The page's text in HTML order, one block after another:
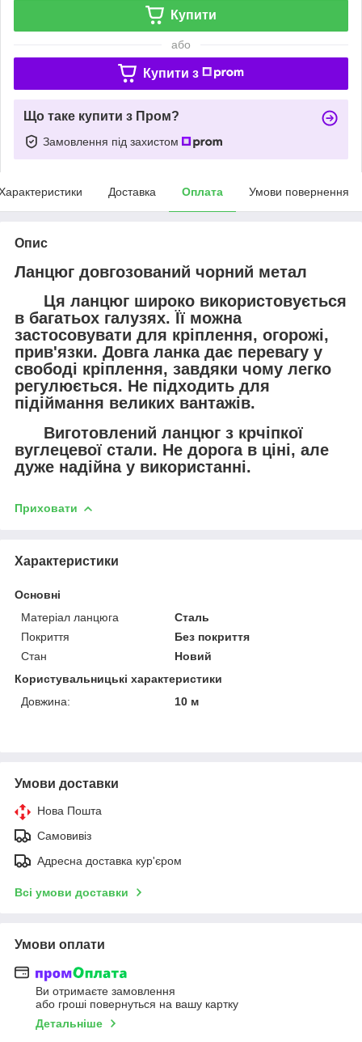
Купити
або
Купити з
Що таке купити з Пром?
Замовлення під захистом
Доставка Оплата Умови повернення
Опис
Ланцюг довгозований чорний метал
Ця ланцюг широко використовується
в багатьох галузях. Її можна
застосовувати для кріплення, огорожі,
прив'язки. Довга ланка дає перевагу у
свободі кріплення, завдяки чому легко
регулюється. Не підходить для
підіймання великих вантажів.
Виготовлений ланцюг з крчіпкої
вуглецевої стали. Не дорога в ціні, але
дуже надійна у використанні.
Приховати
Характеристики
Основні
Матеріал ланцюга
Сталь
Покриття
Без покриття
Стан
Новий
Користувальницькі характеристики
Довжина:
10 м
Умови доставки
Нова Пошта
Самовивіз
Адресна доставка кур'єром
Всі умови доставки
Умови оплати
Ви отримаєте замовлення
або гроші повернуться на вашу картку
Детальніше